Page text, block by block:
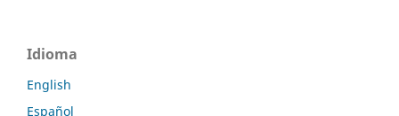
Idioma
English
Español